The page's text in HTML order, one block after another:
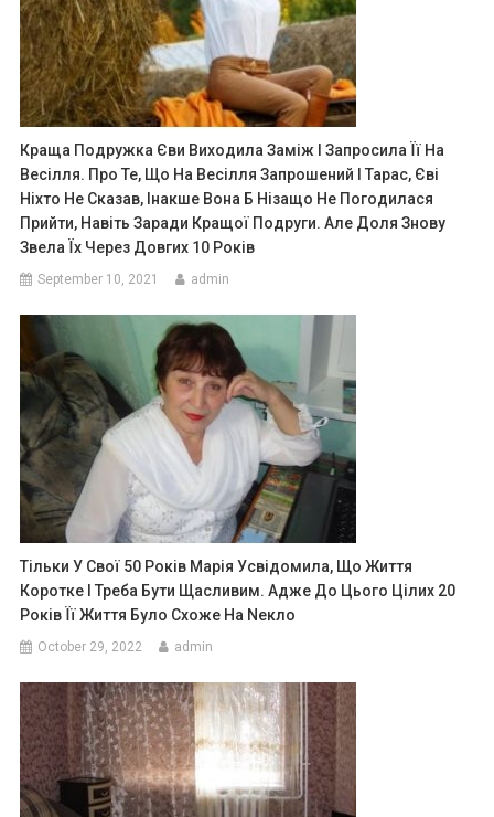
Краща Подружка Єви Виходила Заміж І Запросила Її На
Весілля. Про Те, Що На Весілля Запрошений І Тарас, Єві
Ніхто Не Сказав, Інакше Вона Б Нізащо Не Погодилася
Прийти, Навіть Заради Кращої Подруги. Але Доля Знову
Звела Їх Через Довгих 10 Років
September 10, 2021 admin
Тільки У Свої 50 Років Марія Усвідомила, Що Життя
Коротке І Треба Бути Щасливим. Адже До Цього Цілих 20
Років Її Життя Було Схоже На Nекло
October 29, 2022 admin